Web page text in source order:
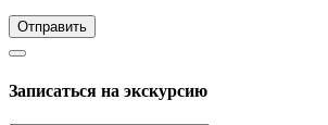
Отправить
Записаться на экскурсию